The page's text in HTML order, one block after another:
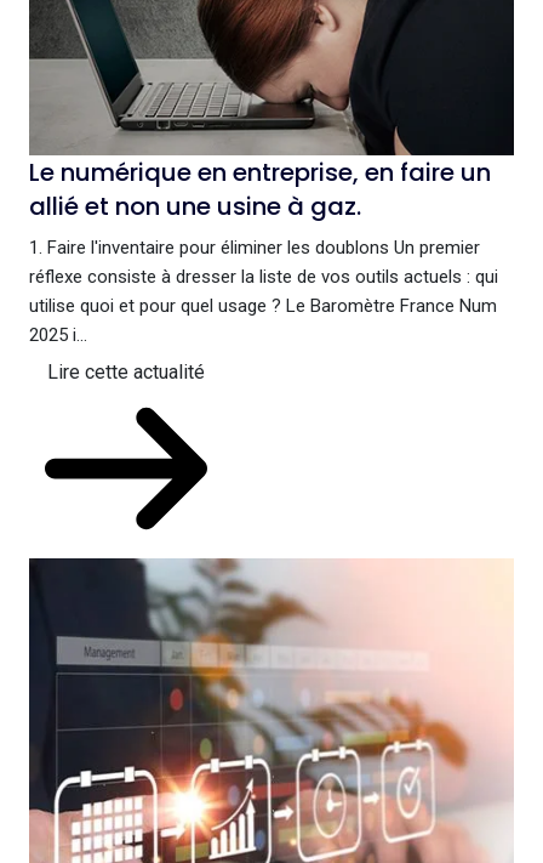
Le numérique en entreprise, en faire un
allié et non une usine à gaz.
1. Faire l'inventaire pour éliminer les doublons Un premier
réflexe consiste à dresser la liste de vos outils actuels : qui
utilise quoi et pour quel usage ? Le Baromètre France Num
2025 i...
Lire cette actualité